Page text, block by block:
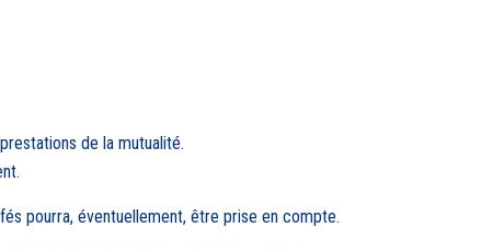
de la mutualité.
pourra, éventuellement, être prise en compte.